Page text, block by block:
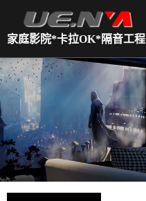
家庭影院*卡拉OK*隔音工程